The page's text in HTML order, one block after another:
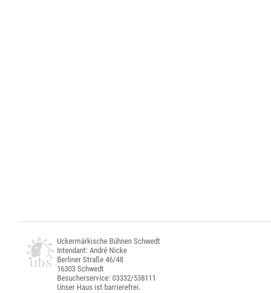
Uckermärkische Bühnen Schwedt
Intendant: André Nicke
Berliner Straße 46/48
16303 Schwedt
Besucherservice: 03332/538111
Unser Haus ist barrierefrei.